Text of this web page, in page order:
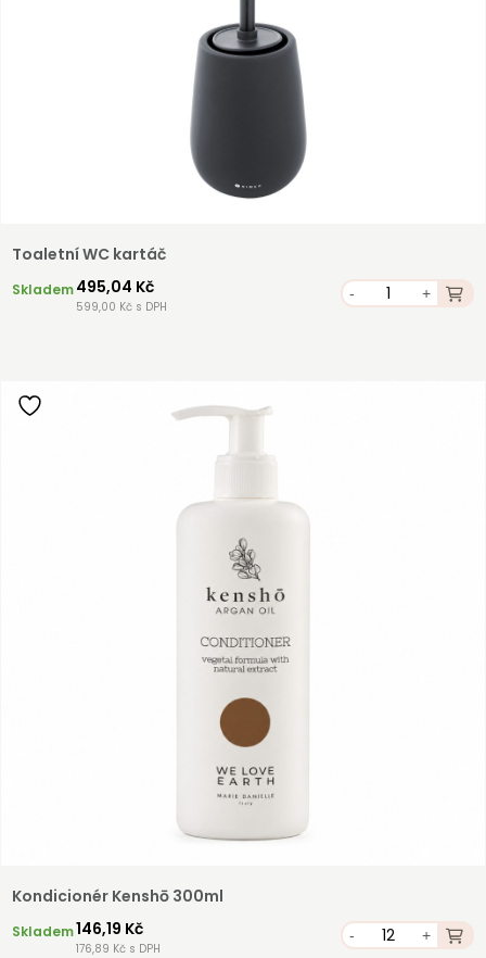
Toaletní WC kartáč
Skladem495,04 Kč
599,00 Kč s DPH
- +
Kondicionér Kenshō 300ml
Skladem146,19 Kč
176,89 Kč s DPH
- +